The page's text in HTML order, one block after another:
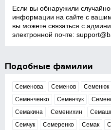
Если вы обнаружили
информации на сайте с
вы можете связаться с
электронной почте:
Подобные фамилии
Семенова Семенов Семенюк
Семенченко
Семенчук
Семакина
Семенихин
Семчук
Семеренко Семак